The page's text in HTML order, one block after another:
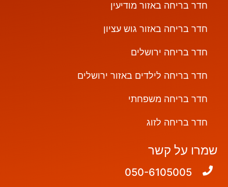
חדר בריחה באזור מודיעין
חדר בריחה באזור גוש עציון
חדר בריחה ירושלים
חדר בריחה לילדים באזור ירושלים
חדר בריחה משפחתי
חדר בריחה לזוג
שמרו על קשר
050-6105005